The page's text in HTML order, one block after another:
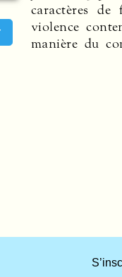
caractères de
violence
manière du
mouvements
l’abondance
toujours